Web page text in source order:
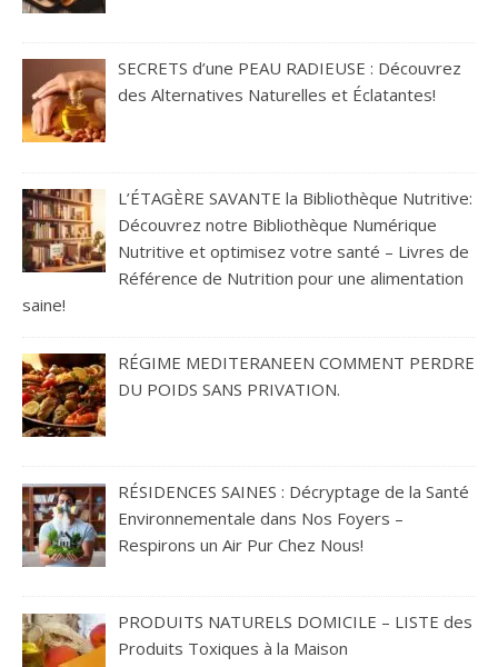
SECRETS d’une PEAU RADIEUSE : Découvrez
des Alternatives Naturelles et Éclatantes!
L’ÉTAGÈRE SAVANTE la Bibliothèque Nutritive:
Découvrez notre Bibliothèque Numérique
Nutritive et optimisez votre santé – Livres de
Référence de Nutrition pour une alimentation
saine!
RÉGIME MEDITERANEEN COMMENT PERDRE
DU POIDS SANS PRIVATION.
RÉSIDENCES SAINES : Décryptage de la Santé
Environnementale dans Nos Foyers –
Respirons un Air Pur Chez Nous!
PRODUITS NATURELS DOMICILE – LISTE des
Produits Toxiques à la Maison